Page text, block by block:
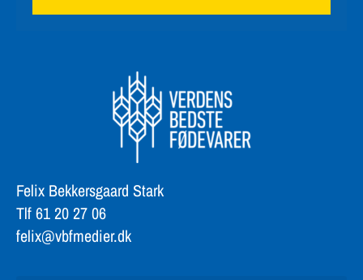
Tilmeld nu
Felix Bekkersgaard Stark
Tlf 61 20 27 06